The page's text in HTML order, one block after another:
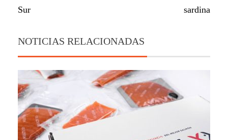
Sur
sardina
NOTICIAS RELACIONADAS